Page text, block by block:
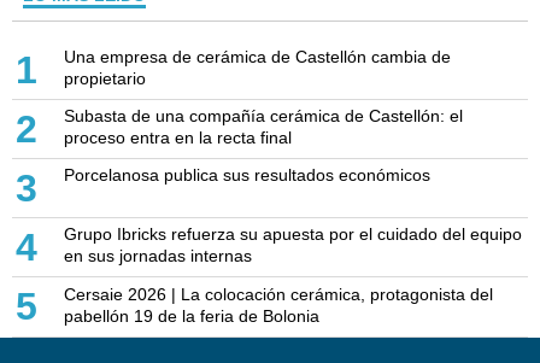
1
Una empresa de cerámica de Castellón cambia de
propietario
2
Subasta de una compañía cerámica de Castellón: el
proceso entra en la recta final
3 Porcelanosa publica sus resultados económicos
4
Grupo Ibricks refuerza su apuesta por el cuidado del equipo
en sus jornadas internas
5
Cersaie 2026 | La colocación cerámica, protagonista del
pabellón 19 de la feria de Bolonia